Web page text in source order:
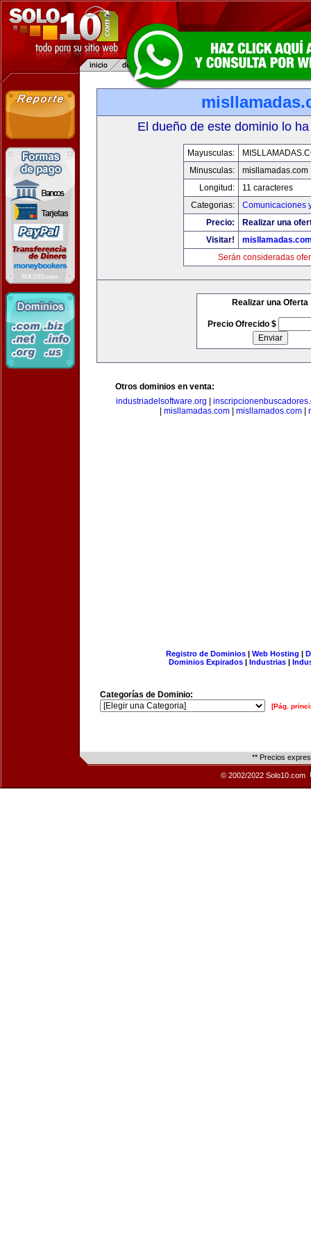
El dueño de este dominio lo
Mayusculas:
Minusculas:
misllamadas.com
Longitud:
11 caracteres
Categorias:
Comunicaciones
Precio:
Realizar una
Visitar!
Serán consideradas
Realizar una Oferta
Precio Ofrecido $
Otros dominios en venta:
industriadelsoftware.org
misllamadas.com| misllamados.com|
Registro de Dominios| Web Hosting |
Dominios Expirados | Industrias |
Categorías de Dominio:
[Pág.
** Precios
© 2002/2022 Solo10.com